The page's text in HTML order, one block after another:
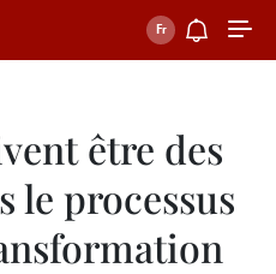
être des
le processus